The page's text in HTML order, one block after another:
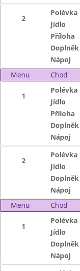
2
Polévka
Jídlo
Příloha
Doplněk
Nápoj
Menu
Chod
1
Polévka
Jídlo
Příloha
Doplněk
Nápoj
2
Polévka
Jídlo
Doplněk
Nápoj
Menu
Chod
1
Polévka
Jídlo
Doplněk
Nápoj